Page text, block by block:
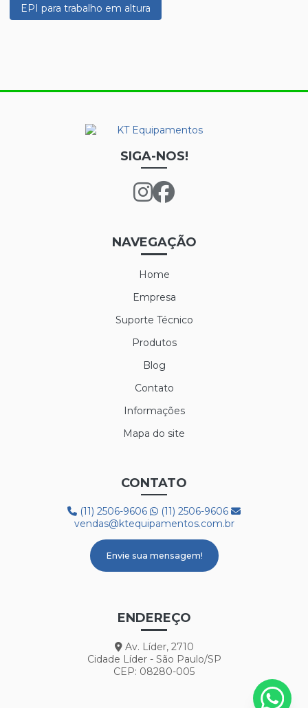
EPI para trabalho em altura
SIGA-NOS!
NAVEGAÇÃO
Home
Empresa
Suporte Técnico
Produtos
Blog
Contato
Informações
Mapa do site
CONTATO
(11) 2506-9606
(11) 2506-9606
vendas@ktequipamentos.com.br
Envie sua mensagem!
ENDEREÇO
Av. Líder, 2710
Cidade Líder - São Paulo/SP
CEP: 08280-005